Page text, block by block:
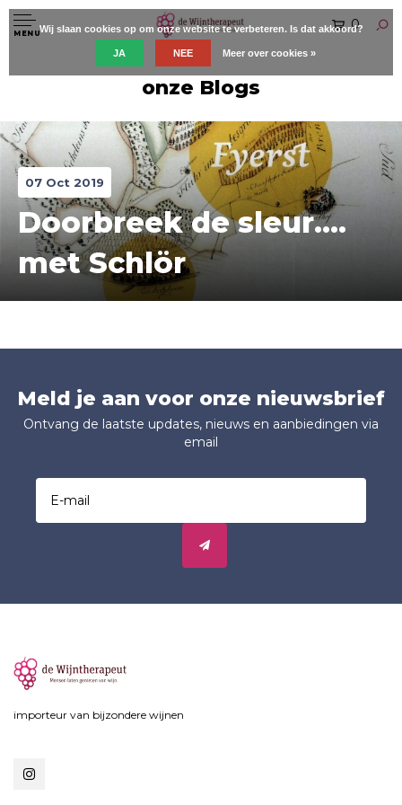
MENU
0
onze Blogs
07 Oct 2019
Doorbreek de sleur....
met Schlör
Meld je aan voor onze nieuwsbrief
Ontvang de laatste updates, nieuws en aanbiedingen via
email
importeur van bijzondere wijnen
Wij slaan cookies op om onze website te verbeteren. Is dat akkoord?
JA NEE Meer over cookies »